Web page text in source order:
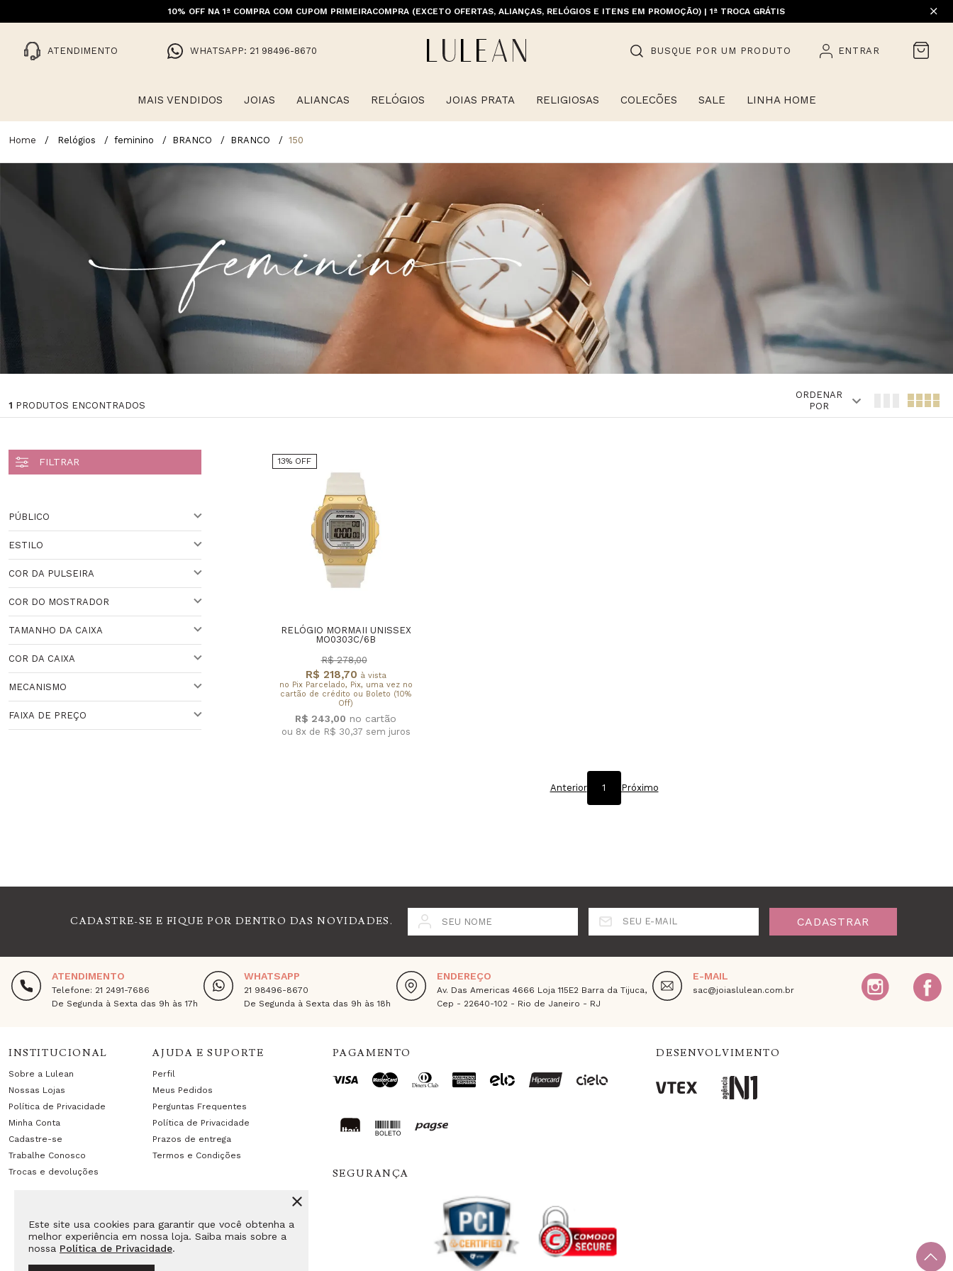
10% OFF NA 1ª COMPRA COM CUPOM PRIMEIRACOMPRA (EXCETO OFERTAS, ALIANÇAS, RELÓGIOS E ITENS EM PROMOÇÃO) | 1ª TROCA GRÁTIS
ATENDIMENTO WHATSAPP: 21 98496-8670 BUSQUE POR UM PRODUTO ENTRAR
MAIS VENDIDOS JOIAS ALIANCAS RELÓGIOS JOIAS PRATA RELIGIOSAS COLECÕES SALE LINHA HOME
Este site usa cookies para garantir que você obtenha a
melhor experiência em nossa loja. Saiba mais sobre a
nossa Política de Privacidade.
Relógios feminino BRANCO BRANCO 150
1 PRODUTOS ENCONTRADOS
ORDENAR
POR
PÚBLICO
ESTILO
COR DA PULSEIRA
COR DO MOSTRADOR
TAMANHO DA CAIXA
COR DA CAIXA
MECANISMO
FAIXA DE PREÇO
13% OFF
RELÓGIO MORMAII UNISSEX
MO0303C/6B
R$ 218,70 à vista
no Pix Parcelado, Pix, uma vez no
cartão de crédito ou Boleto (10%
Off)
R$ 278,00
R$ 243,00
ou 8x de R$ 30,37 sem juros
Anterior 1 Próximo
CADASTRE-SE E FIQUE POR DENTRO DAS NOVIDADES. SEU NOME SEU E-MAIL CADASTRAR
ATENDIMENTO
Telefone: 21 2491-7686
De Segunda à Sexta das 9h às 17h
WHATSAPP
21 98496-8670
De Segunda à Sexta das 9h às 18h
ENDEREÇO
Av. Das Americas 4666 Loja 115E2 Barra da Tijuca,
Cep - 22640-102 - Rio de Janeiro - RJ
E-MAIL
sac@joiaslulean.com.br
INSTITUCIONAL
Sobre a Lulean
Nossas Lojas
Política de Privacidade
Minha Conta
Cadastre-se
Trabalhe Conosco
Trocas e devoluções
AJUDA E SUPORTE
Perfil
Meus Pedidos
Perguntas Frequentes
Política de Privacidade
Prazos de entrega
Termos e Condições
PAGAMENTO
SEGURANÇA
DESENVOLVIMENTO